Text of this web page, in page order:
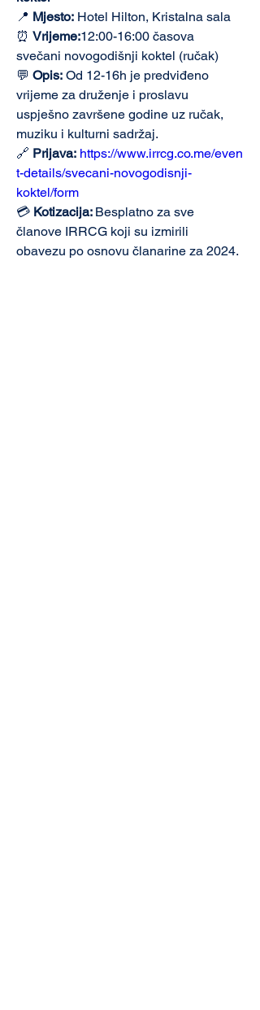
📍 Mjesto: Hotel Hilton, Kristalna sala
⏰ Vrijeme:12:00-16:00 časova
svečani novogodišnji koktel (ručak)
💬 Opis: Od 12-16h je predviđeno
vrijeme za druženje i proslavu
uspješno završene godine uz ručak,
muziku i kulturni sadržaj.
🔗 Prijava: https://www.irrcg.co.me/even
t-details/svecani-novogodisnji-
koktel/form
💳 Kotizacija: Besplatno za sve
članove IRRCG koji su izmirili
obavezu po osnovu članarine za 2024.